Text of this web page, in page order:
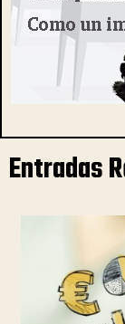
Entradas